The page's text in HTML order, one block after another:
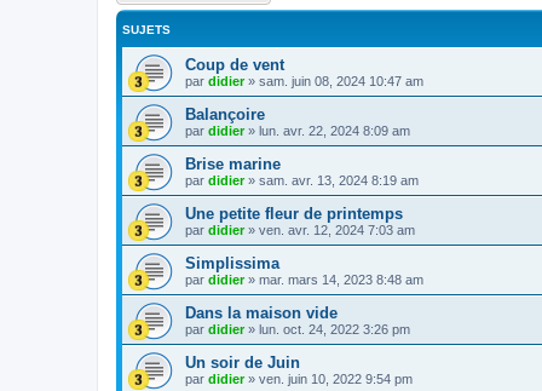
SUJETS
Coup de vent
par didier» sam. juin 08, 2024 10:47 am
Balançoire
par didier» lun. avr. 22, 2024 8:09 am
Brise marine
par didier» sam. avr. 13, 2024 8:19 am
Une petite fleur de printemps
par didier» ven. avr. 12, 2024 7:03 am
Simplissima
par didier» mar. mars 14, 2023 8:48 am
Dans la maison vide
par didier» lun. oct. 24, 2022 3:26 pm
Un soir de Juin
par didier» ven. juin 10, 2022 9:54 pm